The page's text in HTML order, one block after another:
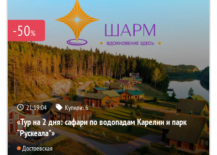
-50%
21:19:03 Купили:6
«Тур на 2 дня: сафари по водопадам Карелии и парк
“Рускеала"»
Достоевская